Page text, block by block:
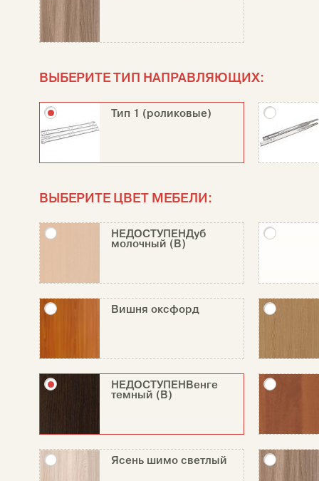
ВЫБЕРИТЕ ТИП НАПРАВЛЯЮЩИХ:
Тип 1 (роликовые)
ВЫБЕРИТЕ ЦВЕТ МЕБЕЛИ:
НЕДОСТУПЕНДуб
молочный (В)
Вишня оксфорд
НЕДОСТУПЕНВенге
темный (В)
Ясень шимо светлый